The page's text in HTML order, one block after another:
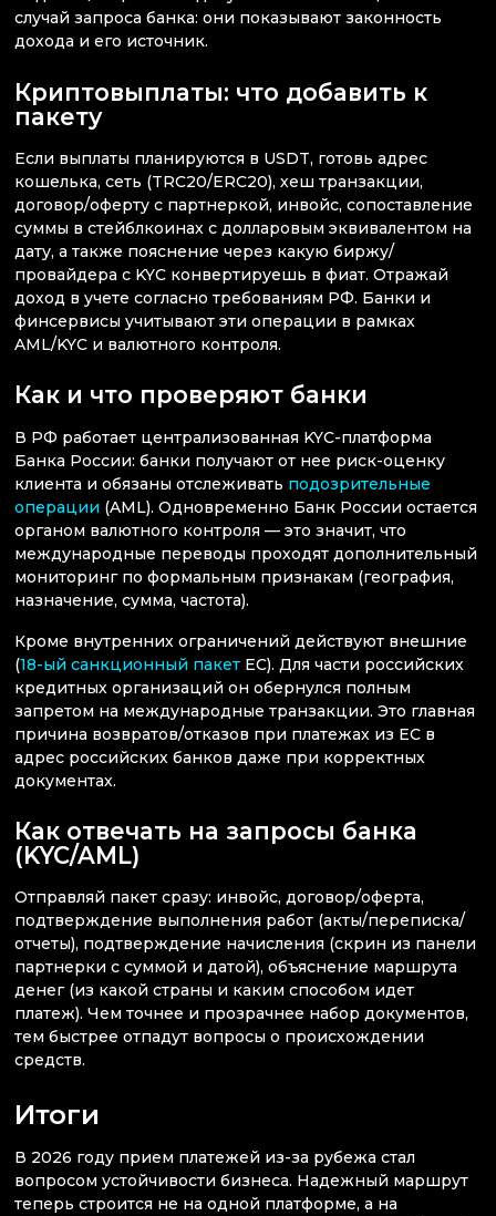
случай запроса банка: они показывают законность
дохода и его источник.
Криптовыплаты: что добавить к
пакету
Если выплаты планируются в USDT, готовь адрес
кошелька, сеть (TRC20/ERC20), хеш транзакции,
договор/оферту с партнеркой, инвойс, сопоставление
суммы в стейблкоинах с долларовым эквивалентом на
дату, а также пояснение через какую биржу/
провайдера с KYC конвертируешь в фиат. Отражай
доход в учете согласно требованиям РФ. Банки и
финсервисы учитывают эти операции в рамках
AML/KYC и валютного контроля.
Как и что проверяют банки
В РФ работает централизованная KYC-платформа
Банка России: банки получают от нее риск-оценку
клиента и обязаны отслеживать подозрительные
операции (AML). Одновременно Банк России остается
органом валютного контроля — это значит, что
международные переводы проходят дополнительный
мониторинг по формальным признакам (география,
назначение, сумма, частота).
Кроме внутренних ограничений действуют внешние
(18-ый санкционный пакет ЕС). Для части российских
кредитных организаций он обернулся полным
запретом на международные транзакции. Это главная
причина возвратов/отказов при платежах из ЕС в
адрес российских банков даже при корректных
документах.
Как отвечать на запросы банка
(KYC/AML)
Отправляй пакет сразу: инвойс, договор/оферта,
подтверждение выполнения работ (акты/переписка/
отчеты), подтверждение начисления (скрин из панели
партнерки с суммой и датой), объяснение маршрута
денег (из какой страны и каким способом идет
платеж). Чем точнее и прозрачнее набор документов,
тем быстрее отпадут вопросы о происхождении
средств.
Итоги
В 2026 году прием платежей из-за рубежа стал
вопросом устойчивости бизнеса. Надежный маршрут
теперь строится не на одной платформе, а на